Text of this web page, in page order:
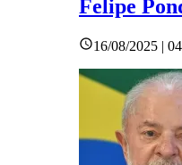
Felipe
16/08/2025 |